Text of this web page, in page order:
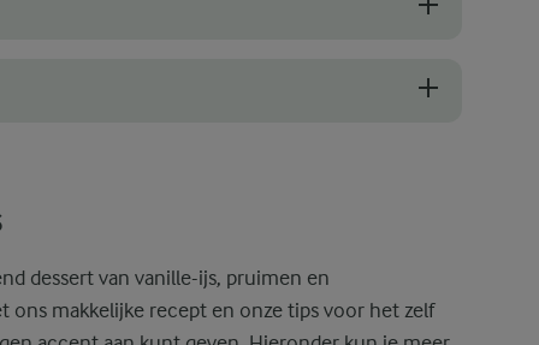
dessert van vanille-ijs, pruimen en
ons makkelijke recept en onze tips voor het zelf